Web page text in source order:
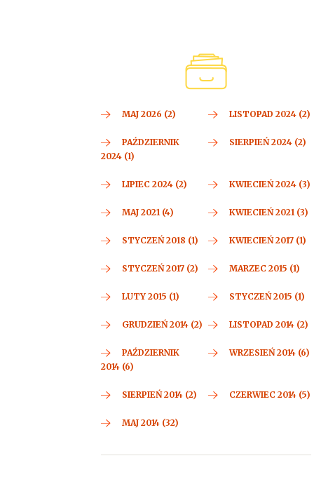
MAJ 2026 (2) LISTOPAD 2024 (2)
PAŹDZIERNIK
2024 (1)
SIERPIEŃ 2024 (2)
LIPIEC 2024 (2) KWIECIEŃ 2024 (3)
MAJ 2021 (4) KWIECIEŃ 2021 (3)
STYCZEŃ 2018 (1) KWIECIEŃ 2017 (1)
STYCZEŃ 2017 (2) MARZEC 2015 (1)
LUTY 2015 (1) STYCZEŃ 2015 (1)
GRUDZIEŃ 2014 (2) LISTOPAD 2014 (2)
PAŹDZIERNIK
2014 (6)
WRZESIEŃ 2014 (6)
SIERPIEŃ 2014 (2) CZERWIEC 2014 (5)
MAJ 2014 (32)